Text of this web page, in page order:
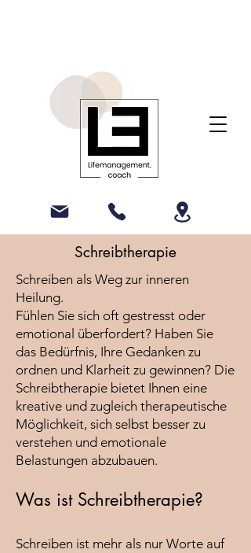
Schreibtherapie
Schreiben als Weg zur inneren
Heilung.
Fühlen Sie sich oft gestresst oder
emotional überfordert? Haben Sie
das Bedürfnis, Ihre Gedanken zu
ordnen und Klarheit zu gewinnen? Die
Schreibtherapie bietet Ihnen eine
kreative und zugleich therapeutische
Möglichkeit, sich selbst besser zu
verstehen und emotionale
Belastungen abzubauen.
Was ist Schreibtherapie?
Schreiben ist mehr als nur Worte auf